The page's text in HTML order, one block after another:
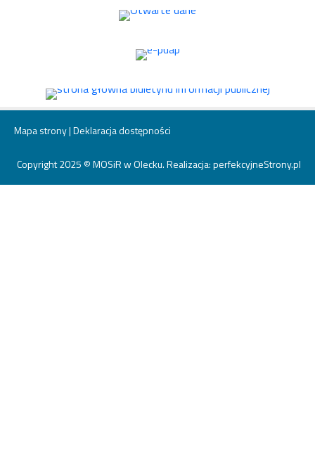
Mapa strony|Deklaracja dostępności
Copyright 2025 © MOSiR w Olecku. Realizacja:perfekcyjneStrony.pl